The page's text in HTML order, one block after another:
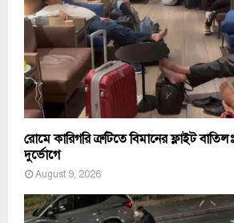
রোমে কারিগরি ত্রুটিতে বিমানের ফ্লাইট
দুর্ভোগে
August 9, 2026